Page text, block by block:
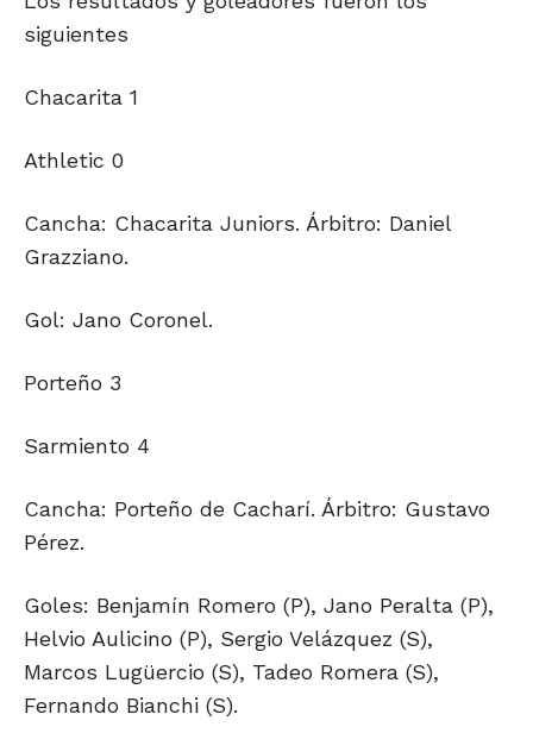
siguientes
Chacarita 1
Athletic 0
Cancha: Chacarita Juniors. Árbitro: Daniel
Grazziano.
Gol: Jano Coronel.
Porteño 3
Sarmiento 4
Cancha: Porteño de Cacharí. Árbitro: Gustavo
Pérez.
Goles: Benjamín Romero (P), Jano Peralta (P),
Helvio Aulicino (P), Sergio Velázquez (S),
Marcos Lugüercio (S), Tadeo Romera (S),
Fernando Bianchi (S).